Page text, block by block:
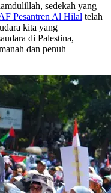
sedekah yang
Pesantren Al Hilal telah
kita yang
di Palestina,
dan penuh